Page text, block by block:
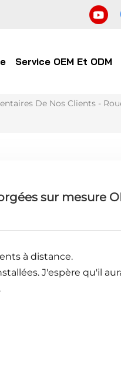
Service OEM Et ODM
De Nos Clients -
sur mesure
à distance.
J'espère qu'il